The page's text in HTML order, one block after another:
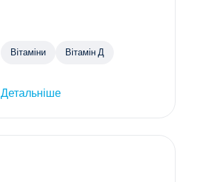
Вітаміни Вітамін Д
Детальніше